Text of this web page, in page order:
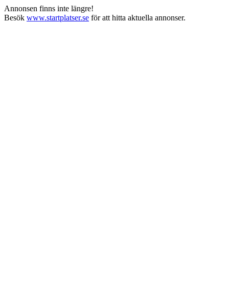
Annonsen finns inte längre!
Besök www.startplatser.se för att hitta aktuella annonser.